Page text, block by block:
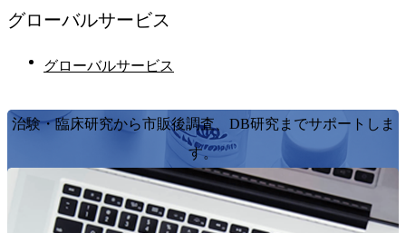
グローバルサービス
グローバルサービス
治験・臨床研究から市販後調査、DB研究までサポートしま
す。